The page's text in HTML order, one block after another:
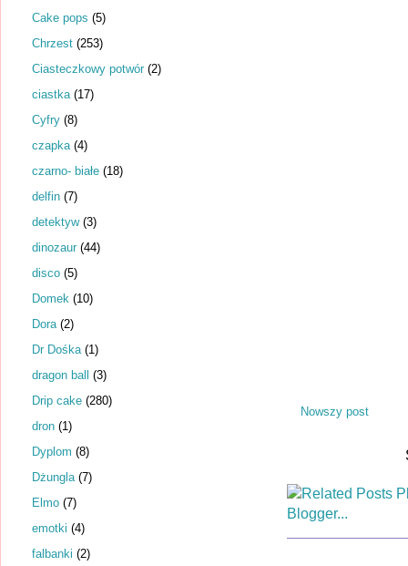
Nowszy post
Cake pops (5)
Chrzest (253)
Ciasteczkowy potwór (2)
ciastka (17)
Cyfry (8)
czapka (4)
czarno- białe (18)
delfin (7)
detektyw (3)
dinozaur (44)
disco (5)
Domek (10)
Dora (2)
Dr Dośka (1)
dragon ball (3)
Drip cake (280)
dron (1)
Dyplom (8)
Dżungla (7)
Elmo (7)
emotki (4)
falbanki (2)